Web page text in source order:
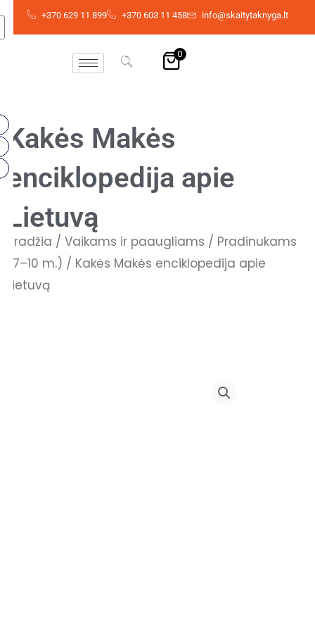
Pereiti
+370 629 11 899 +370 603 11 458 info@skaitytaknyga.lt
0
Kakės Makės
enciklopedija apie
Lietuvą
Pradžia / Vaikams ir paaugliams / Pradinukams
(7–10 m.) / Kakės Makės enciklopedija apie
Lietuvą